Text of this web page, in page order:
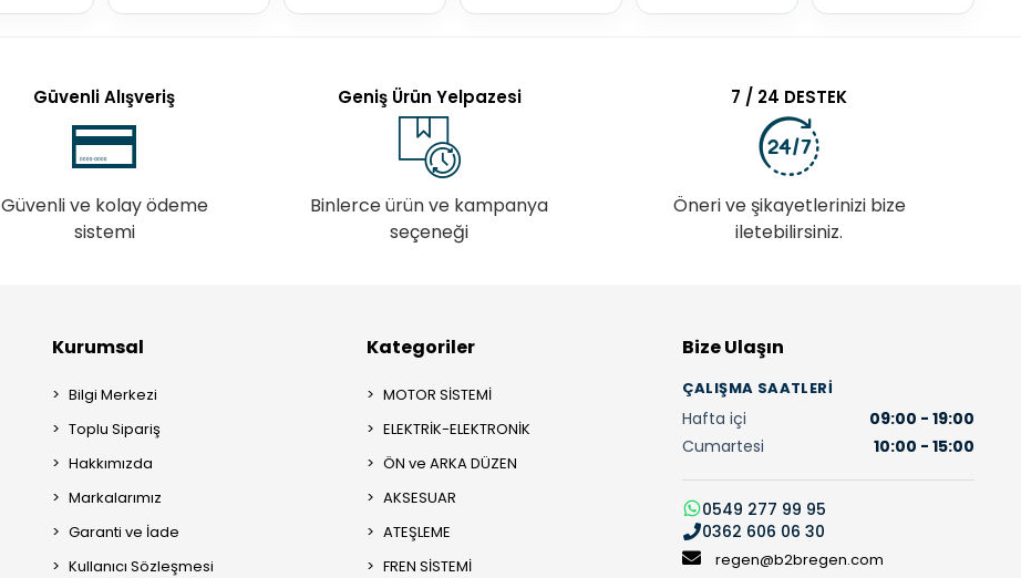
Güvenli Alışveriş
Güvenli ve kolay ödeme
sistemi
Geniş Ürün Yelpazesi
Binlerce ürün ve kampanya
seçeneği
7 / 24 DESTEK
Öneri ve şikayetlerinizi bize
iletebilirsiniz.
Kurumsal
Bilgi Merkezi
Toplu Sipariş
Hakkımızda
Markalarımız
Garanti ve İade
Kullanıcı Sözleşmesi
Kategoriler
MOTOR SİSTEMİ
ELEKTRİK-ELEKTRONİK
ÖN ve ARKA DÜZEN
AKSESUAR
ATEŞLEME
FREN SİSTEMİ
Bize Ulaşın
ÇALIŞMA SAATLERI
Hafta içi
09:00 - 19:00
Cumartesi
10:00 - 15:00
0549 277 99 95
0362 606 06 30
regen@b2bregen.com